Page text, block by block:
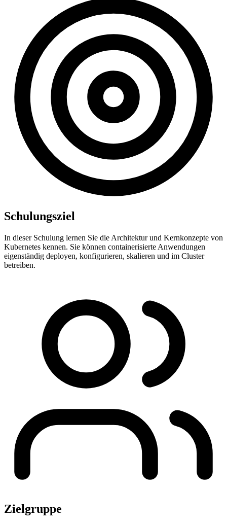
Schulungsziel
In dieser Schulung lernen Sie die Architektur und Kernkonzepte von
Kubernetes kennen. Sie können containerisierte Anwendungen
eigenständig deployen, konfigurieren, skalieren und im Cluster
betreiben.
Zielgruppe